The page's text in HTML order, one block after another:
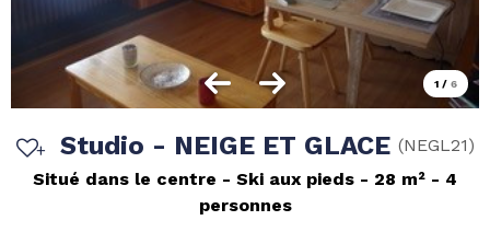
1 / 6
Studio - NEIGE ET GLACE (NEGL21)
Situé dans le centre
Ski aux pieds 28 m²
4
personnes